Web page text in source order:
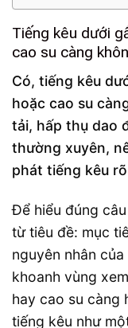
Tiếng kêu dưới
cao su càng
Có, tiếng kêu
hoặc cao su
tải, hấp thụ dao
thường xuyên,
phát tiếng kêu
Để hiểu đúng
từ tiêu đề: mục
nguyên nhân
khoanh vùng
hay cao su càng
tiếng kêu như